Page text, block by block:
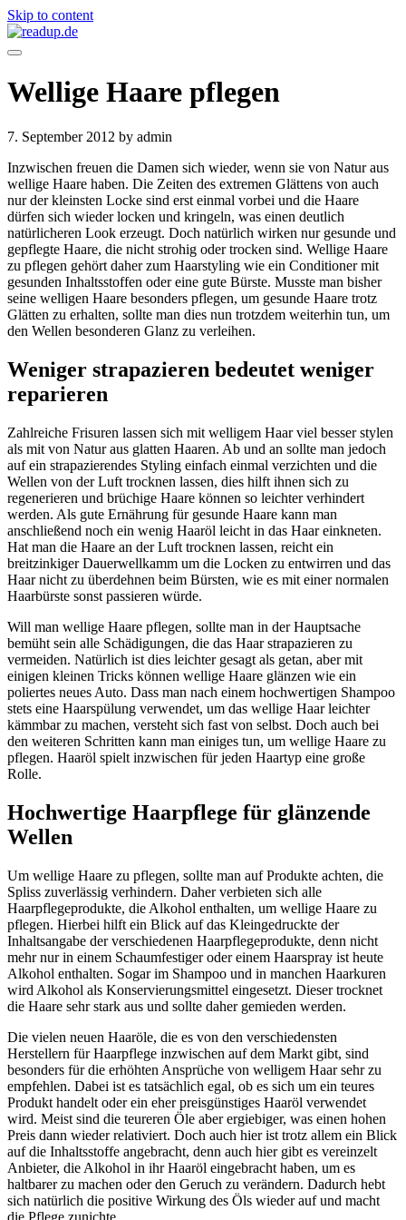
Skip to content
Wellige Haare pflegen
7. September 2012 by admin
Inzwischen freuen die Damen sich wieder, wenn sie von Natur aus
wellige Haare haben. Die Zeiten des extremen Glättens von auch
nur der kleinsten Locke sind erst einmal vorbei und die Haare
dürfen sich wieder locken und kringeln, was einen deutlich
natürlicheren Look erzeugt. Doch natürlich wirken nur gesunde und
gepflegte Haare, die nicht strohig oder trocken sind. Wellige Haare
zu pflegen gehört daher zum Haarstyling wie ein Conditioner mit
gesunden Inhaltsstoffen oder eine gute Bürste. Musste man bisher
seine welligen Haare besonders pflegen, um gesunde Haare trotz
Glätten zu erhalten, sollte man dies nun trotzdem weiterhin tun, um
den Wellen besonderen Glanz zu verleihen.
Weniger strapazieren bedeutet weniger
reparieren
Zahlreiche Frisuren lassen sich mit welligem Haar viel besser stylen
als mit von Natur aus glatten Haaren. Ab und an sollte man jedoch
auf ein strapazierendes Styling einfach einmal verzichten und die
Wellen von der Luft trocknen lassen, dies hilft ihnen sich zu
regenerieren und brüchige Haare können so leichter verhindert
werden. Als gute Ernährung für gesunde Haare kann man
anschließend noch ein wenig Haaröl leicht in das Haar einkneten.
Hat man die Haare an der Luft trocknen lassen, reicht ein
breitzinkiger Dauerwellkamm um die Locken zu entwirren und das
Haar nicht zu überdehnen beim Bürsten, wie es mit einer normalen
Haarbürste sonst passieren würde.
Will man wellige Haare pflegen, sollte man in der Hauptsache
bemüht sein alle Schädigungen, die das Haar strapazieren zu
vermeiden. Natürlich ist dies leichter gesagt als getan, aber mit
einigen kleinen Tricks können wellige Haare glänzen wie ein
poliertes neues Auto. Dass man nach einem hochwertigen Shampoo
stets eine Haarspülung verwendet, um das wellige Haar leichter
kämmbar zu machen, versteht sich fast von selbst. Doch auch bei
den weiteren Schritten kann man einiges tun, um wellige Haare zu
pflegen. Haaröl spielt inzwischen für jeden Haartyp eine große
Rolle.
Hochwertige Haarpflege für glänzende
Wellen
Um wellige Haare zu pflegen, sollte man auf Produkte achten, die
Spliss zuverlässig verhindern. Daher verbieten sich alle
Haarpflegeprodukte, die Alkohol enthalten, um wellige Haare zu
pflegen. Hierbei hilft ein Blick auf das Kleingedruckte der
Inhaltsangabe der verschiedenen Haarpflegeprodukte, denn nicht
mehr nur in einem Schaumfestiger oder einem Haarspray ist heute
Alkohol enthalten. Sogar im Shampoo und in manchen Haarkuren
wird Alkohol als Konservierungsmittel eingesetzt. Dieser trocknet
die Haare sehr stark aus und sollte daher gemieden werden.
Die vielen neuen Haaröle, die es von den verschiedensten
Herstellern für Haarpflege inzwischen auf dem Markt gibt, sind
besonders für die erhöhten Ansprüche von welligem Haar sehr zu
empfehlen. Dabei ist es tatsächlich egal, ob es sich um ein teures
Produkt handelt oder ein eher preisgünstiges Haaröl verwendet
wird. Meist sind die teureren Öle aber ergiebiger, was einen hohen
Preis dann wieder relativiert. Doch auch hier ist trotz allem ein Blick
auf die Inhaltsstoffe angebracht, denn auch hier gibt es vereinzelt
Anbieter, die Alkohol in ihr Haaröl eingebracht haben, um es
haltbarer zu machen oder den Geruch zu verändern. Dadurch hebt
sich natürlich die positive Wirkung des Öls wieder auf und macht
die Pflege zunichte.